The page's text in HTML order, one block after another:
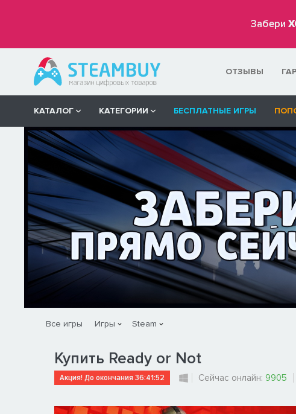
Забери
ОТЗЫВЫ
КАТАЛОГ КАТЕГОРИИ БЕСПЛАТНЫЕ ИГРЫ
Все игры Игры Steam
Купить Ready or Not
Акция! До окончания36:41:51 Сейчас онлайн: 9905